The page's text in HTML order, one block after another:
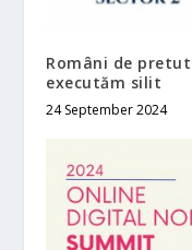
Români de
executăm silit
24 September 2024